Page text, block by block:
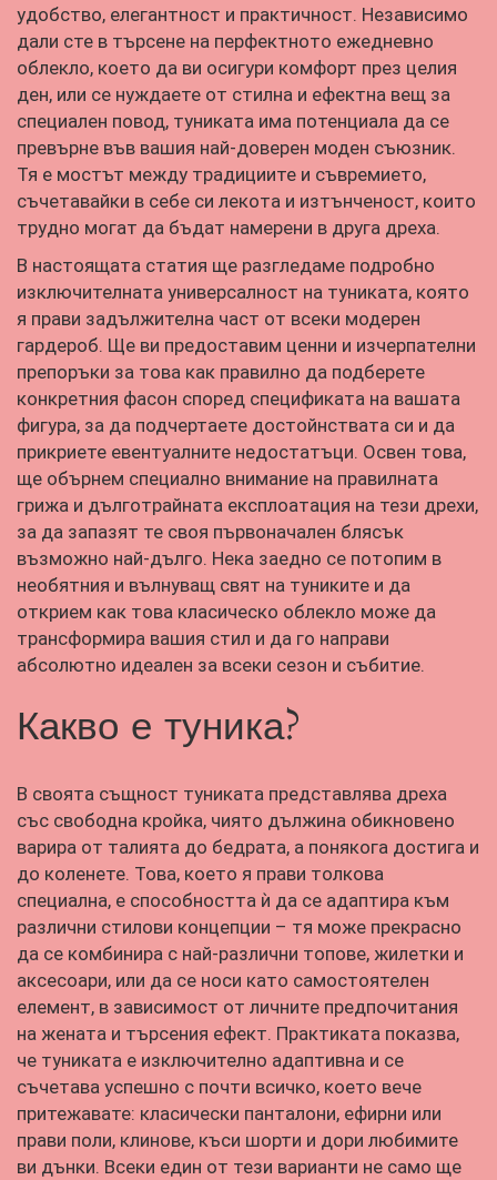
удобство, елегантност и практичност. Независимо
дали сте в търсене на перфектното ежедневно
облекло, което да ви осигури комфорт през целия
ден, или се нуждаете от стилна и ефектна вещ за
специален повод, туниката има потенциала да се
превърне във вашия най-доверен моден съюзник.
Тя е мостът между традициите и съвремието,
съчетавайки в себе си лекота и изтънченост, които
трудно могат да бъдат намерени в друга дреха.
В настоящата статия ще разгледаме подробно
изключителната универсалност на туниката, която
я прави задължителна част от всеки модерен
гардероб. Ще ви предоставим ценни и изчерпателни
препоръки за това как правилно да подберете
конкретния фасон според спецификата на вашата
фигура, за да подчертаете достойнствата си и да
прикриете евентуалните недостатъци. Освен това,
ще обърнем специално внимание на правилната
грижа и дълготрайната експлоатация на тези дрехи,
за да запазят те своя първоначален блясък
възможно най-дълго. Нека заедно се потопим в
необятния и вълнуващ свят на туниките и да
открием как това класическо облекло може да
трансформира вашия стил и да го направи
абсолютно идеален за всеки сезон и събитие.
Какво е туника?
В своята същност туниката представлява дреха
със свободна кройка, чиято дължина обикновено
варира от талията до бедрата, а понякога достига и
до коленете. Това, което я прави толкова
специална, е способността ѝ да се адаптира към
различни стилови концепции – тя може прекрасно
да се комбинира с най-различни топове, жилетки и
аксесоари, или да се носи като самостоятелен
елемент, в зависимост от личните предпочитания
на жената и търсения ефект. Практиката показва,
че туниката е изключително адаптивна и се
съчетава успешно с почти всичко, което вече
притежавате: класически панталони, ефирни или
прави поли, клинове, къси шорти и дори любимите
ви дънки. Всеки един от тези варианти не само ще